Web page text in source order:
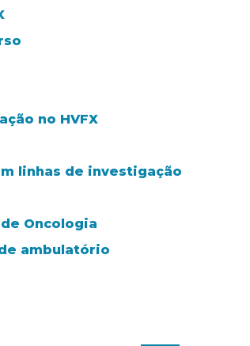
no HVFX
linhas de investigação
Oncologia
ambulatório